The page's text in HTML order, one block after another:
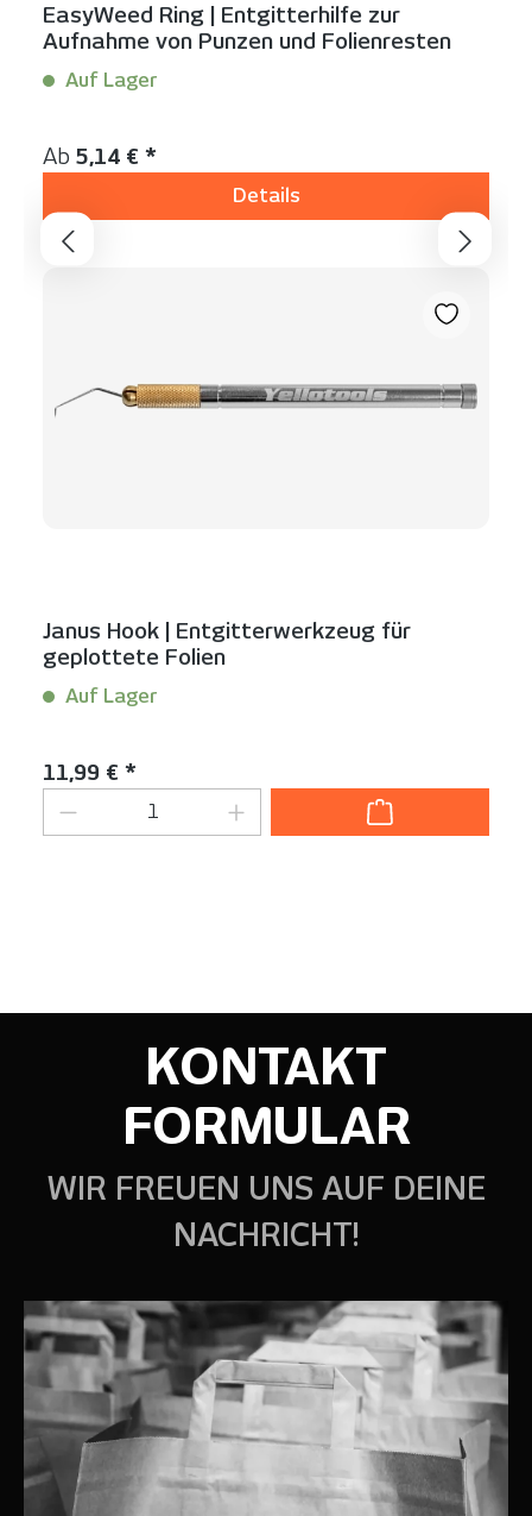
EasyWeed Ring | Entgitterhilfe zur
Aufnahme von Punzen und Folienresten
Auf Lager
Regulärer Preis:
Ab 5,14 € *
Details
Janus Hook | Entgitterwerkzeug für
geplottete Folien
Auf Lager
Regulärer Preis:
11,99 € *
Produkt Anzahl: Gib den
KONTAKT
FORMULAR
WIR FREUEN UNS AUF DEINE
NACHRICHT!